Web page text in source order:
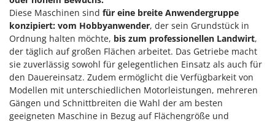
Diese Maschinen sind für eine breite Anwendergruppe
konzipiert: vom Hobbyanwender, der sein Grundstück in
Ordnung halten möchte, bis zum professionellen Landwirt,
der täglich auf großen Flächen arbeitet. Das Getriebe macht
sie zuverlässig sowohl für gelegentlichen Einsatz als auch für
den Dauereinsatz. Zudem ermöglicht die Verfügbarkeit von
Modellen mit unterschiedlichen Motorleistungen, mehreren
Gängen und Schnittbreiten die Wahl der am besten
geeigneten Maschine in Bezug auf Flächengröße und